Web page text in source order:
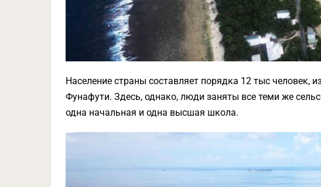
Население страны составляет порядка 12 тыс человек,
Фунафути. Здесь, однако, люди заняты все теми же
одна начальная и одна высшая школа.